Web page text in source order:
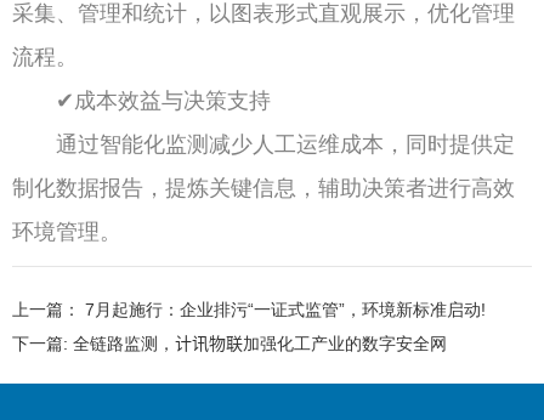
采集、管理和统计，以图表形式直观展示，优化管理
流程。
✔成本效益与决策支持
通过智能化监测减少人工运维成本，同时提供定
制化数据报告，提炼关键信息，辅助决策者进行高效
环境管理。
上一篇： 7月起施行：企业排污“一证式监管”，环境新标准启动!
下一篇: 全链路监测，计讯物联加强化工产业的数字安全网